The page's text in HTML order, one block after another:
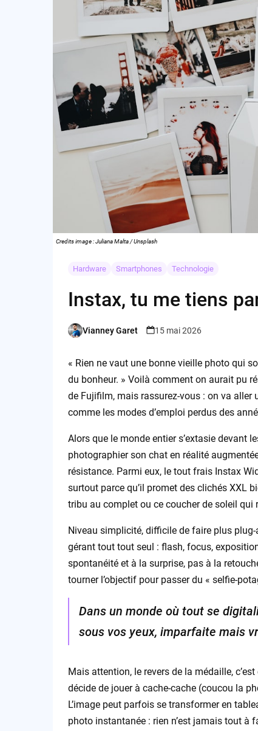
Credits image : Juliana Malta / Unsplash
Hardware Smartphones Technologie
Instax, tu me tiens
Posted
Vianney Garet 15 mai 2026
« Rien ne vaut une bonne vieille photo qui
du bonheur. » Voilà comment on aurait pu
de Fujifilm, mais rassurez-vous : on va
comme les modes d’emploi perdus des
Alors que le monde entier s’extasie devant
photographier son chat en réalité
résistance. Parmi eux, le tout frais Instax
surtout parce qu’il promet des clichés XXL
tribu au complet ou ce coucher de soleil qui
Niveau simplicité, difficile de faire plus plug-
gérant tout tout seul : flash, focus,
spontanéité et à la surprise, pas à la
tourner l’objectif pour passer du « selfie-
Dans un monde où tout se
sous vos yeux, imparfaite mais
Mais attention, le revers de la médaille,
décide de jouer à cache-cache (coucou la
L’image peut parfois se transformer en
photo instantanée : rien n’est jamais tout